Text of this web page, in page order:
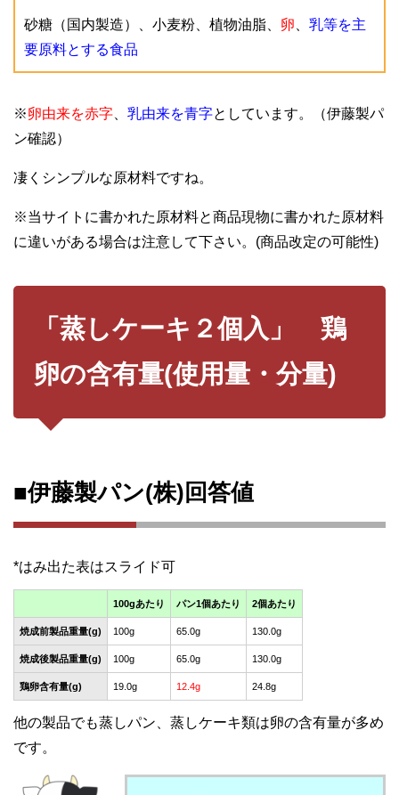
砂糖（国内製造）、小麦粉、植物油脂、 卵
乳等を主
要原料とする食品
※卵由来を赤字 乳由来を青字としています。（伊藤製パ
ン確認）
凄くシンプルな原材料ですね。
※当サイトに書かれた原材料と商品現物に書かれた原材料
に違いがある場合は注意して下さい。(商品改定の可能性)
「蒸しケーキ２個入」 鶏
卵の含有量(使用量・分量)
■伊藤製パン(株)回答値
100gあたり パン1個あたり 2個あたり
焼成前製品重量(g) 100g 65.0g 130.0g
焼成後製品重量(g) 100g 65.0g 130.0g
鶏卵含有量(g) 19.0g 12.4g 24.8g
他の製品でも蒸しパン、蒸しケーキ類は卵の含有量が多め
です。